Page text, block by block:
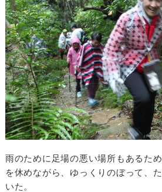
雨のために足場の悪い場所もあるた
を休めながら、ゆっくりのぼって、
いた。